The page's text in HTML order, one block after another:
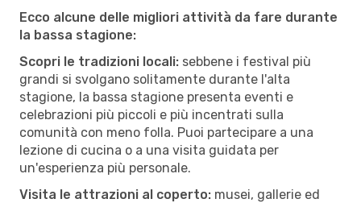
Ecco alcune delle migliori attività da fare durante
la bassa stagione:
Scopri le tradizioni locali: sebbene i festival più
grandi si svolgano solitamente durante l'alta
stagione, la bassa stagione presenta eventi e
celebrazioni più piccoli e più incentrati sulla
comunità con meno folla. Puoi partecipare a una
lezione di cucina o a una visita guidata per
un'esperienza più personale.
Visita le attrazioni al coperto: musei, gallerie ed